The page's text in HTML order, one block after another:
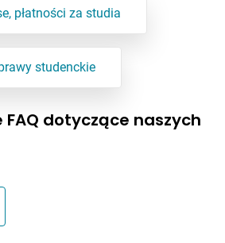
płatności za studia
studenckie
FAQ dotyczące naszych